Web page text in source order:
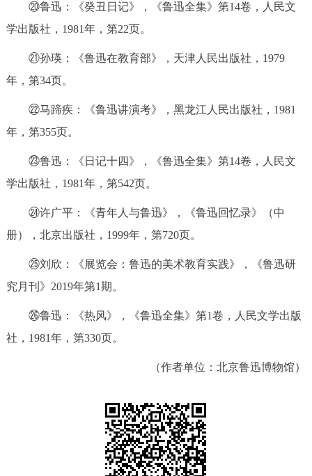
⑳鲁迅：《癸丑日记》，《鲁迅全集》第14卷，人民文
学出版社，1981年，第22页。
㉑孙瑛：《鲁迅在教育部》，天津人民出版社，1979
年，第34页。
㉒马蹄疾：《鲁迅讲演考》，黑龙江人民出版社，1981
年，第355页。
㉓鲁迅：《日记十四》，《鲁迅全集》第14卷，人民文
学出版社，1981年，第542页。
㉔许广平：《青年人与鲁迅》，《鲁迅回忆录》（中
册），北京出版社，1999年，第720页。
㉕刘欣：《展览会：鲁迅的美术教育实践》，《鲁迅研
究月刊》2019年第1期。
㉖鲁迅：《热风》，《鲁迅全集》第1卷，人民文学出版
社，1981年，第330页。
（作者单位：北京鲁迅博物馆）